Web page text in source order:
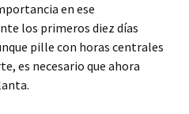
en ese
los primeros diez días
pille con horas centrales
es necesario que ahora